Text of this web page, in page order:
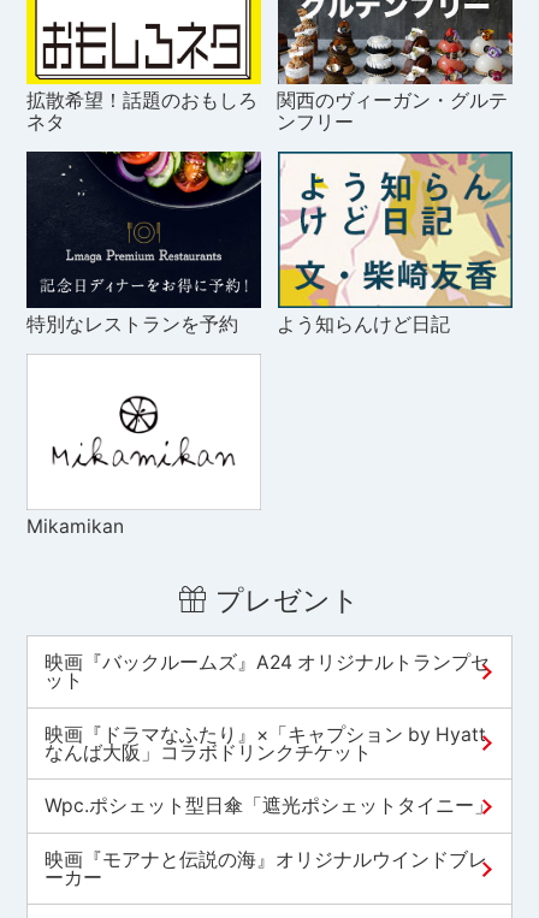
拡散希望！話題のおもしろ
ネタ
関西のヴィーガン・グルテ
ンフリー
特別なレストランを予約 よう知らんけど日記
Mikamikan
プレゼント
映画『バックルームズ』A24 オリジナルトランプセ
ット
映画『ドラマなふたり』×「キャプション by Hyatt
なんば大阪」コラボドリンクチケット
Wpc.ポシェット型日傘「遮光ポシェットタイニー」
映画『モアナと伝説の海』オリジナルウインドブレ
ーカー